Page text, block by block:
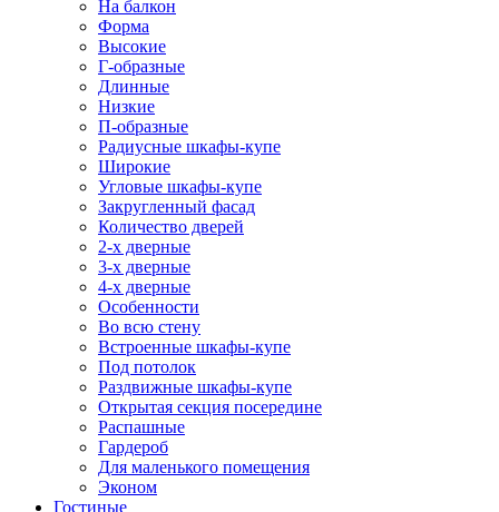
На балкон
Форма
Высокие
Г-образные
Длинные
Низкие
П-образные
Радиусные шкафы-купе
Широкие
Угловые шкафы-купе
Закругленный фасад
Количество дверей
2-х дверные
3-х дверные
4-х дверные
Особенности
Во всю стену
Встроенные шкафы-купе
Под потолок
Раздвижные шкафы-купе
Открытая секция посередине
Распашные
Гардероб
Для маленького помещения
Эконом
Гостиные